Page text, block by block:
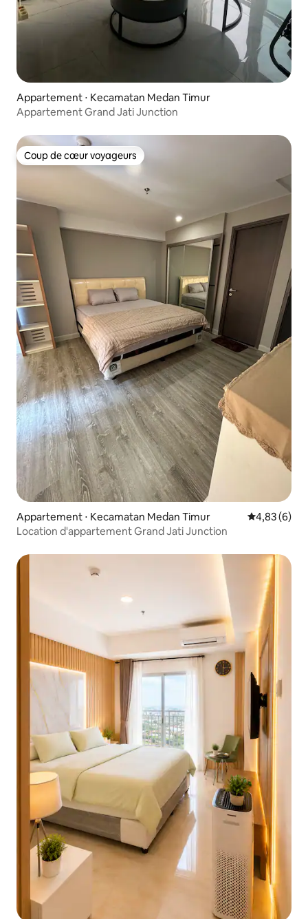
Appartement ⋅ Kecamatan Medan Timur
Appartement Grand Jati Junction
Coup de cœur voyageurs
Coup de cœur voyageurs
Appartement ⋅ Kecamatan Medan Timur Évaluation
4,83 (6)
Location d'appartement Grand Jati Junction